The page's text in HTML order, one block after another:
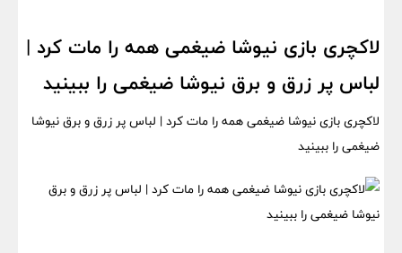
لاکچری بازی نیوشا ضیغمی همه را مات کرد |
لباس پر زرق و برق نیوشا ضیغمی را ببینید
لاکچری بازی نیوشا ضیغمی همه را مات کرد | لباس پر زرق و برق نیوشا
ضیغمی را ببینید